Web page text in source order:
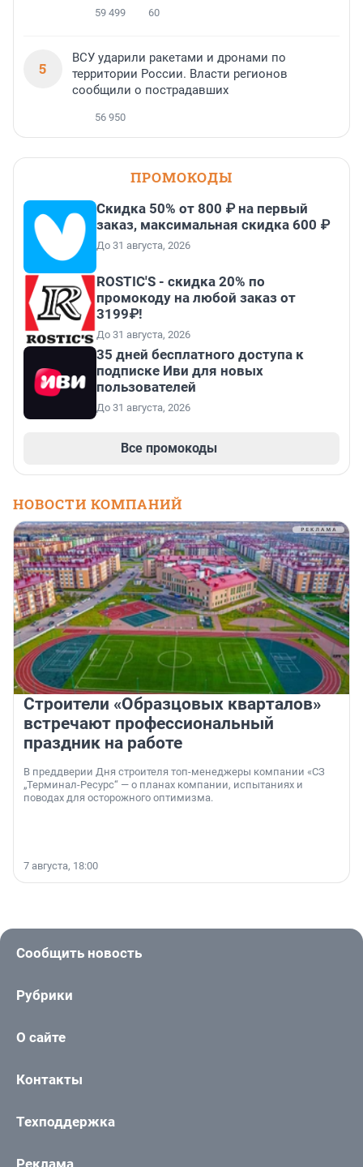
59 499 60
5
ВСУ ударили ракетами и дронами по
территории России. Власти регионов
сообщили о пострадавших
56 950
ПРОМОКОДЫ
Скидка 50% от 800 ₽ на первый
заказ, максимальная скидка 600 ₽
До 31 августа, 2026
ROSTIC'S - скидка 20% по
промокоду на любой заказ от
3199₽!
До 31 августа, 2026
35 дней бесплатного доступа к
подписке Иви для новых
пользователей
До 31 августа, 2026
Все промокоды
НОВОСТИ КОМПАНИЙ
Строители «Образцовых кварталов»
встречают профессиональный
праздник на работе
В преддверии Дня строителя топ-менеджеры компании «СЗ
„Терминал-Ресурс“ — о планах компании, испытаниях и
поводах для осторожного оптимизма.
7 августа, 18:00
Сообщить новость
Рубрики
О сайте
Контакты
Техподдержка